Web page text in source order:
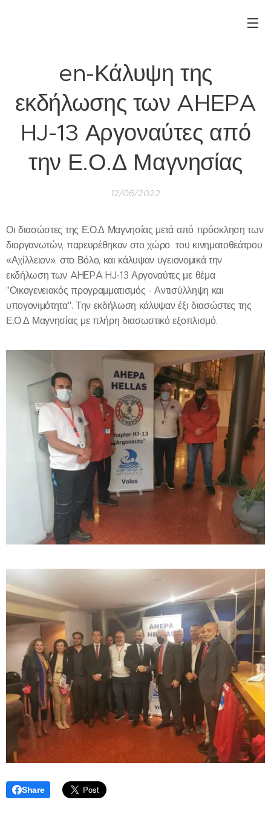
en-Κάλυψη της
εκδήλωσης των AHEPA
HJ-13 Αργοναύτες από
την Ε.Ο.Δ Μαγνησίας
12/06/2022
Οι διασώστες της Ε.Ο.Δ Μαγνησίας μετά από πρόσκληση των
διοργανωτών, παρευρέθηκαν στο χώρο του κινηματοθεάτρου
«Αχίλλειον», στο Βόλο, και κάλυψαν υγειονομικά την
εκδήλωση των AHEPA HJ-13 Αργοναύτες με θέμα
"Οικογενειακός προγραμματισμός - Αντισύλληψη και
υπογονιμότητα". Την εκδήλωση κάλυψαν έξι διασώστες της
Ε.Ο.Δ Μαγνησίας με πλήρη διασωστικό εξοπλισμό.
Share